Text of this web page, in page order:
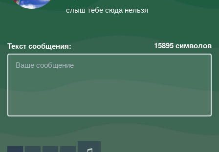
слыш тебе сюда нельзя
Текст сообщения: 15895символов